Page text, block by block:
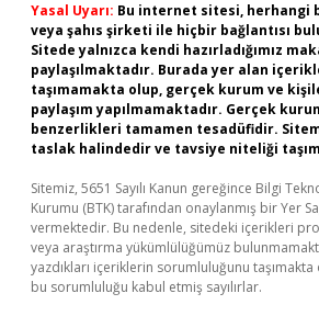
Yasal Uyarı: Bu internet sitesi, herhangi
veya şahıs şirketi ile hiçbir bağlantısı
Sitede yalnızca kendi hazırladığımız
paylaşılmaktadır. Burada yer alan
taşımamakta olup, gerçek kurum ve
paylaşım yapılmamaktadır. Gerçek
benzerlikleri tamamen tesadüfidir.
taslak halindedir ve tavsiye niteliği
Sitemiz, 5651 Sayılı Kanun gereğince Bilgi
Kurumu (BTK) tarafından onaylanmış bir Yer
vermektedir. Bu nedenle, sitedeki içerikleri
veya araştırma yükümlülüğümüz
yazdıkları içeriklerin sorumluluğunu
bu sorumluluğu kabul etmiş sayılırlar.